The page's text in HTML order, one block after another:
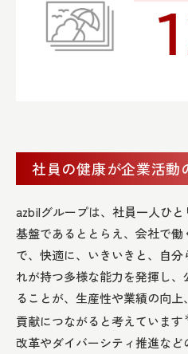
社員の健康が企業活動
azbilグループは、社員一人ひ
基盤であるととらえ、会社で
で、快適に、いきいきと、自
れが持つ多様な能力を発揮し
ることが、生産性や業績の向
貢献につながると考えています
改革やダイバーシティ推進な